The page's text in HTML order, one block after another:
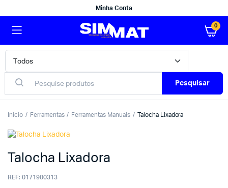
Minha Conta
0
Pesquisar
Início Ferramentas Ferramentas Manuais Talocha Lixadora
Talocha Lixadora
REF: 0171900313